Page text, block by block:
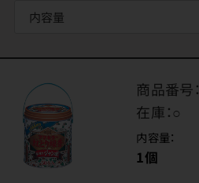
内容量
商品番号：
在庫：○
内容量：
1個